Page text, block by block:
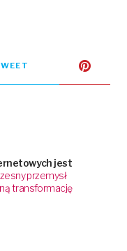
jest
przemysł
transformację